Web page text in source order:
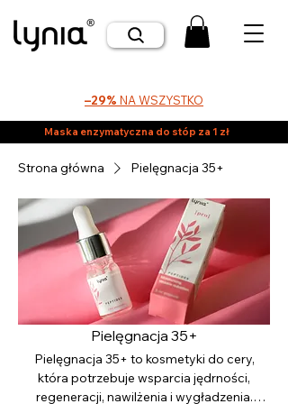
–29% NA WSZYSTKO
Maska enzymatyczna do stóp za 1 zł
Strona główna Pielęgnacja 35+
Pielęgnacja 35+
Pielęgnacja 35+ to kosmetyki do cery,
która potrzebuje wsparcia jędrności,
regeneracji, nawilżenia i wygładzenia.